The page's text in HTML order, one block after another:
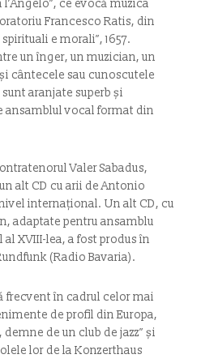
ce evocă muzica
Francesco Ratis, din
e morali”, 1657.
un înger, un muzician, un
cântecele sau cunoscutele
aranjate superb și
ansamblul vocal format din
Valer Sabadus,
alt CD cu arii de Antonio
internațional. Un alt CD, cu
adaptate pentru ansamblu
XVIII-lea, a fost produs în
(Radio Bavaria).
frecvent în cadrul celor mai
de profil din Europa,
de un club de jazz” și
lor de la Konzerthaus